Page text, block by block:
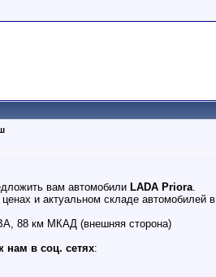
вам автомобили LADA Priora.
и актуальном складе автомобилей
88 км МКАД (внешняя сторона)
нам в соц. сетях: